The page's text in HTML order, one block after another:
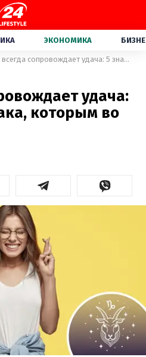
ЭКОНОМИКА
Их всегда сопровождает удача: 5 знаков зодиака, которым во всем везет
удача:
которым во